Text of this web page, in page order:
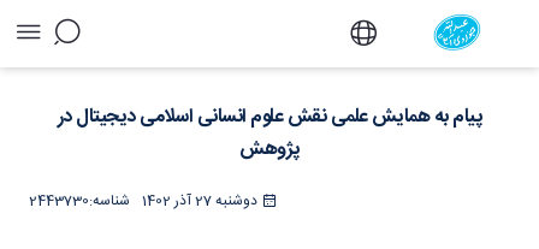
پیام به همایش علمی نقش علوم انسانی اسلامی
دیجیتال در پژوهش - دفتر
پیام به همایش علمی نقش علوم انسانی اسلامی دیجیتال در
پژوهش
دوشنبه 27 آذر 1402 2443730شناسه: